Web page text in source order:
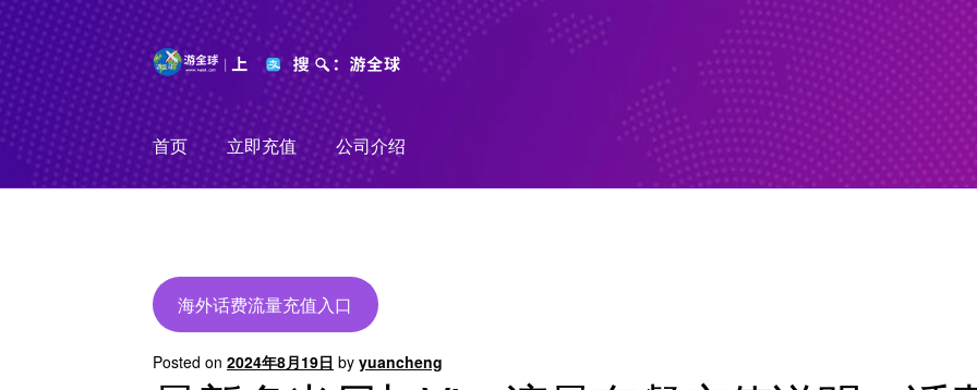
Skip
to
navigation
Skip
to
content
首页
立即充值 公司介绍
海外话费流量充值入口
Posted on2024年8月19日 byyuancheng